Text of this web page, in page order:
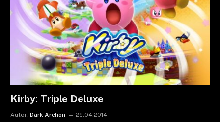
Kirby: Triple Deluxe
Autor: Dark Archon 29.04.2014